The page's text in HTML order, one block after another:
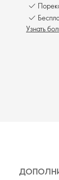
Узнать